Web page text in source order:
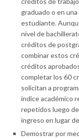
graduado o en
estudiante.
nivel de
créditos de
combinar estos
créditos
completar los 60
solicitan a
índice académico
repetidos luego
ingreso en lugar
Demostrar por